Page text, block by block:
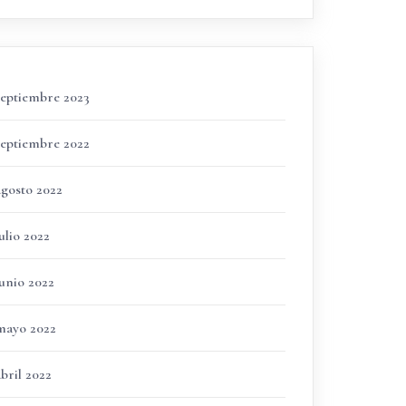
2023
2022
2022
2022
2022
2022
2022